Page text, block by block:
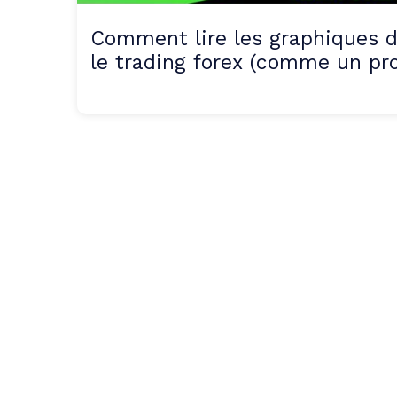
Comment lire les graphiques
le trading forex (comme un